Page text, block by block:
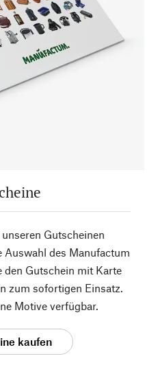
Gutscheinen
Auswahl des Manufactum
den Gutschein mit Karte
zum sofortigen Einsatz.
Motive verfügbar.
kaufen